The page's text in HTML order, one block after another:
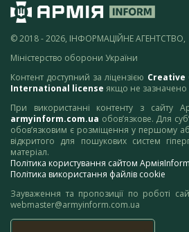
© 2018 - 2026, ІНФОРМАЦІЙНЕ АГЕНТСТВО,
Міністерство оборони України
Контент доступний за ліцензією Creative
International license якщо не зазначено
При використанні контенту з сайту
armyinform.com.ua обов’язкове. Для
обов’язковим є розміщення у першому
відкритого для пошукових систем
матеріал.
Політика користування сайтом АрміяInform
Політика використання файлів cookie
Зауваження та пропозиції по роботі
webmaster@armyinform.com.ua